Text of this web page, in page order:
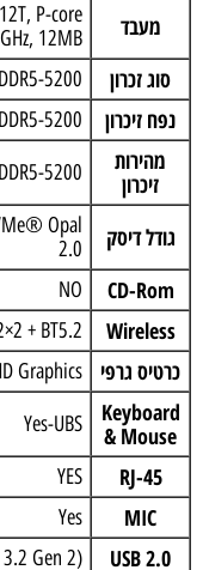
מעבד
P-core
12MB
סוג זכרון 5200
נפח זיכרון 5200
מהירות
זיכרון
DDR5-5200
גודל דיסק
Opal
2.0
CD-Rom
NO
Wireless
+ BT5.2
כרטיס גרפי Graphics
Keyboard
& Mouse
Yes-UBS
RJ-45
YES
MIC
Yes
USB 2.0
3.2 Gen 2)